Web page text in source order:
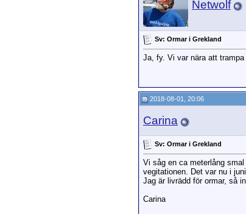
Netwolf
Sv: Ormar i Grekland
Ja, fy. Vi var nära att
2018-08-01, 20:06
Carina
Sv: Ormar i Grekland
Vi såg en ca meterlång
vegitationen. Det var nu i
Jag är livrädd för ormar, så
Carina